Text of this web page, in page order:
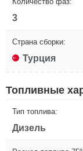
3
Страна сборки:
Турция
Топливные
Тип топлива:
Дизель